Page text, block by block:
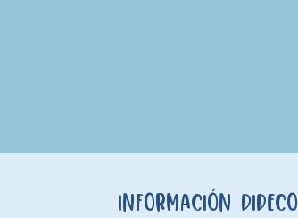
Información Dideco